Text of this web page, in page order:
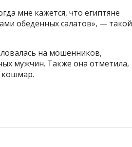
мне кажется, что египтяне
обеденных салатов», — такой
на мошенников,
мужчин. Также она отметила,
кошмар.